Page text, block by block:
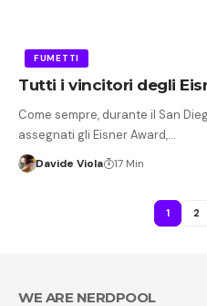
FUMETTI
Tutti i vincitori degli
Come sempre, durante il San
assegnati gli Eisner Award,…
Davide Viola 17 Min
1 2
WE ARE NERDPOOL